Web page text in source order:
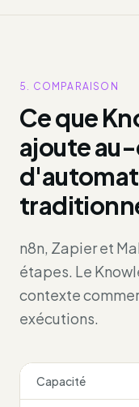
5. COMPARAISON
Ce que
ajoute
n8n, Zapier et
étapes. Le
contexte
exécutions.
Capacité